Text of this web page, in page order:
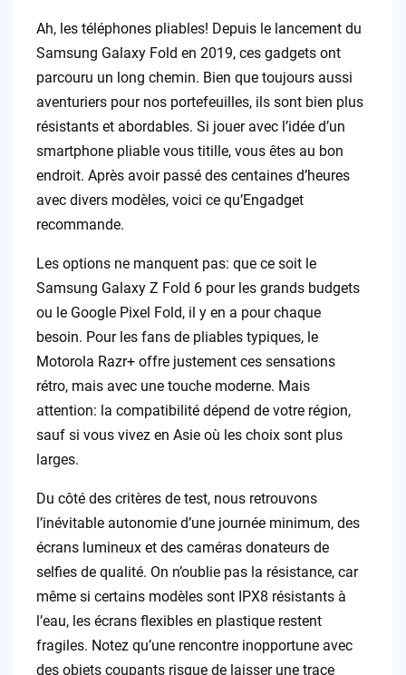
Ah, les téléphones pliables! Depuis le lancement du
Samsung Galaxy Fold en 2019, ces gadgets ont
parcouru un long chemin. Bien que toujours aussi
aventuriers pour nos portefeuilles, ils sont bien plus
résistants et abordables. Si jouer avec l’idée d’un
smartphone pliable vous titille, vous êtes au bon
endroit. Après avoir passé des centaines d’heures
avec divers modèles, voici ce qu’Engadget
recommande.
Les options ne manquent pas: que ce soit le
Samsung Galaxy Z Fold 6 pour les grands budgets
ou le Google Pixel Fold, il y en a pour chaque
besoin. Pour les fans de pliables typiques, le
Motorola Razr+ offre justement ces sensations
rétro, mais avec une touche moderne. Mais
attention: la compatibilité dépend de votre région,
sauf si vous vivez en Asie où les choix sont plus
larges.
Du côté des critères de test, nous retrouvons
l’inévitable autonomie d’une journée minimum, des
écrans lumineux et des caméras donateurs de
selfies de qualité. On n’oublie pas la résistance, car
même si certains modèles sont IPX8 résistants à
l’eau, les écrans flexibles en plastique restent
fragiles. Notez qu’une rencontre inopportune avec
des objets coupants risque de laisser une trace